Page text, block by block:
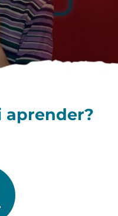
aprender?